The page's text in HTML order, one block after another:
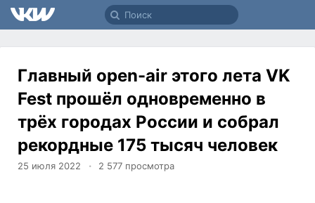
Главный open-air этого лета VK
Fest прошёл одновременно в
трёх городах России и собрал
рекордные 175 тысяч человек
25 июля 2022 2 577 просмотра